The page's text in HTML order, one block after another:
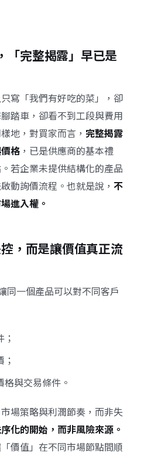
「完整揭露」早已是
寫「我們有好吃的菜」，卻
踏車，卻看不到工段與費用
地，對買家而言， 完整揭露
格 ，已是供應商的基本禮
若企業未提供結構化的產品
動詢價流程。也就是說， 不
進入權。
，而是讓價值真正流
同一個產品可以對不同客戶
與交易條件。
場策略與利潤節奏，而非失
化的開始，而非風險來源。
價值」在不同市場節點間順